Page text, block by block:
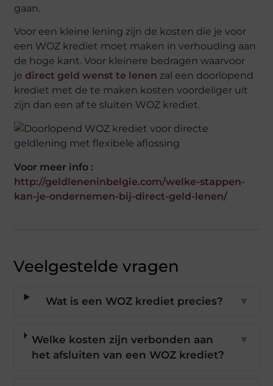
gaan.
Voor een kleine lening zijn de kosten die je voor
een WOZ krediet moet maken in verhouding aan
de hoge kant. Voor kleinere bedragen waarvoor
je direct geld wenst te lenen zal een doorlopend
krediet met de te maken kosten voordeliger uit
zijn dan een af te sluiten WOZ krediet.
Voor meer info :
http://geldleneninbelgie.com/welke-stappen-
kan-je-ondernemen-bij-direct-geld-lenen/
Veelgestelde vragen
Wat is een WOZ krediet precies? ▼
Welke kosten zijn verbonden aan
het afsluiten van een WOZ krediet?
▼